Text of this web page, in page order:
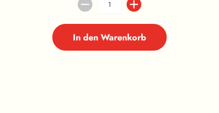
In den Warenkorb